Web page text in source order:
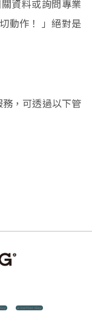
資料或詢問專業
動作！ 」絕對是
，可透過以下管